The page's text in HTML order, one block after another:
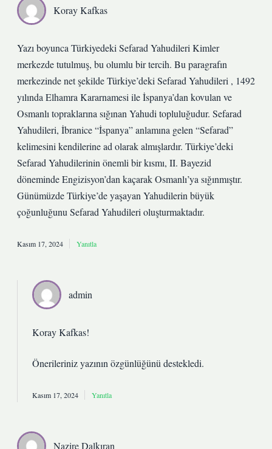
Koray Kafkas
Yazı boyunca Türkiyedeki Sefarad Yahudileri Kimler
merkezde tutulmuş, bu olumlu bir tercih. Bu paragrafın
merkezinde net şekilde Türkiye’deki Sefarad Yahudileri , 1492
yılında Elhamra Kararnamesi ile İspanya’dan kovulan ve
Osmanlı topraklarına sığınan Yahudi topluluğudur. Sefarad
Yahudileri, İbranice “İspanya” anlamına gelen “Sefarad”
kelimesini kendilerine ad olarak almışlardır. Türkiye’deki
Sefarad Yahudilerinin önemli bir kısmı, II. Bayezid
döneminde Engizisyon’dan kaçarak Osmanlı’ya sığınmıştır.
Günümüzde Türkiye’de yaşayan Yahudilerin büyük
çoğunluğunu Sefarad Yahudileri oluşturmaktadır.
Kasım 17, 2024 Yanıtla
admin
Koray Kafkas!
Önerileriniz yazının özgünlüğünü destekledi.
Kasım 17, 2024 Yanıtla
Nazire Dalkıran